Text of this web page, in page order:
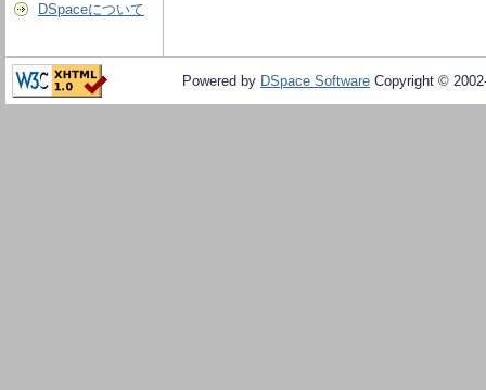
DSpaceについて
Powered by DSpace Software Copyright ©